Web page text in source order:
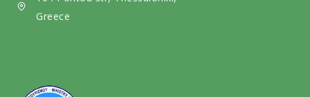
Greece